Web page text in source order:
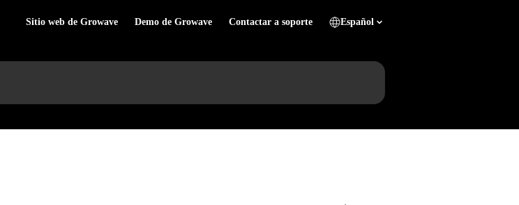
Sitio web de Growave Demo de Growave Contactar a soporte Español